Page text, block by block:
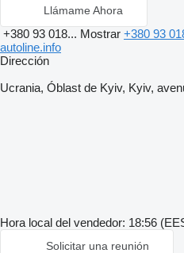
Llámame Ahora
+380 93 018... Mostrar +380 93
autoline.info
Dirección
Ucrania, Óblast de Kyiv, Kyiv,
Hora local del vendedor: 18:56
Solicitar una reunión